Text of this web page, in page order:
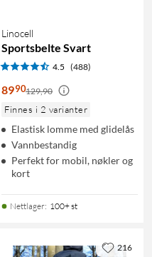
Linocell
Sportsbelte Svart
4.5 (488)
8990129,90
Finnes i 2 varianter
Elastisk lomme med glidelås
Vannbestandig
Perfekt for mobil, nøkler og
kort
Nettlager: 100+ st
216